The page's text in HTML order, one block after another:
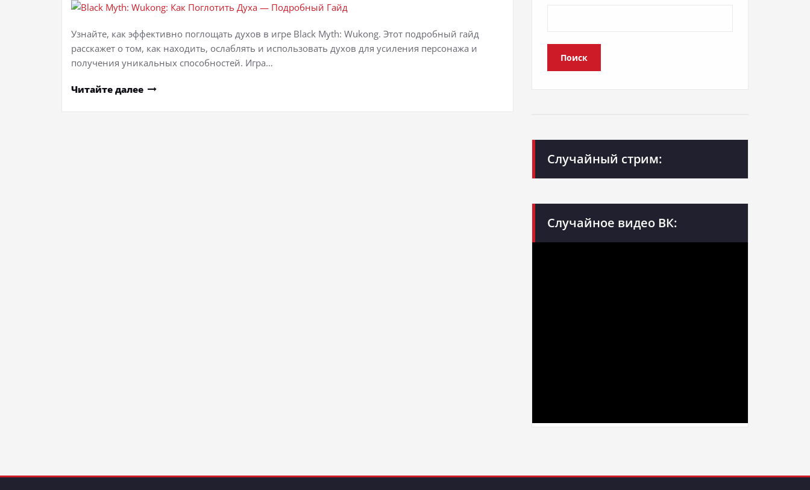
Узнайте, как эффективно поглощать духов в игре Black Myth: Wukong. Этот подробный гайд
расскажет о том, как находить, ослаблять и использовать духов для усиления персонажа и
получения уникальных способностей. Игра…
Читайте далее
Поиск
Случайный стрим:
Случайное видео ВК: